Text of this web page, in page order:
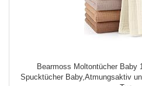
Bearmoss Moltontücher Baby
Spucktücher Baby,Atmungsaktiv